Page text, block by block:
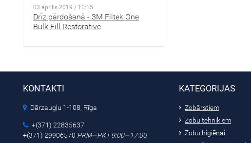
03 aprīlis 2019 / 10:15
Drīz pārdošanā - 3M Filtek One
Bulk Fill Restorative
KONTAKTI
Dārzaugļu 1-108, Rīga
+(371) 22835637
+(371) 29906570 PRM—PKT 9:00—17:00
KATEGORIJAS
Zobārstiem
Zobu tehniķiem
Zobu higiēnai